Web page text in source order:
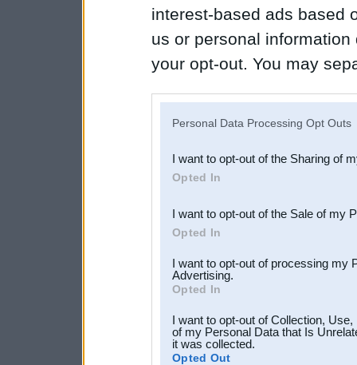
interest-based ads based
us or personal
your opt-out. You may
Downstream Participants
third parties.
Personal Data Processing Opt Outs
I want to opt-out of the Sharing of
Opted In
I want to opt-out of the Sale of my
Opted In
I want to opt-out of processing my
Advertising.
Opted In
I want to opt-out of Collection,
of my Personal Data that Is
it was collected.
Opted Out